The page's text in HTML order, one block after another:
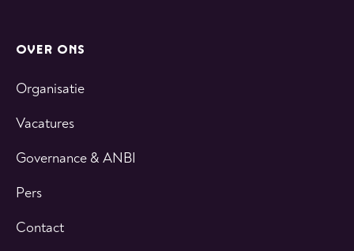
OVER ONS
Organisatie
Vacatures
Governance & ANBI
Pers
Contact